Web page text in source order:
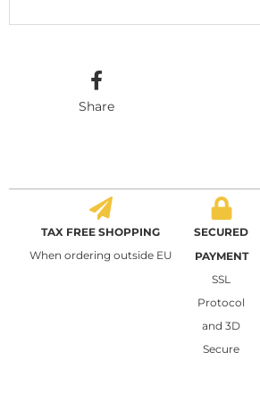
Share
TAX FREE SHOPPING
When ordering outside EU
SECURED
PAYMENT
SSL
Protocol
and 3D
Secure